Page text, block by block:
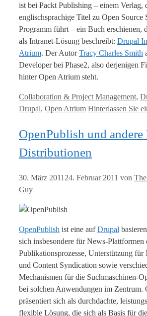
ist bei Packt Publishing – einem Verlag,
englischsprachige Titel zu Open Source
Programm führt – ein Buch erschienen,
als Intranet-Lösung beschreibt: Drupal
Atrium. Der AutorTracy Charles Smith
Developer bei Phase2, also derjenigen
hinter Open Atrium steht.
Kategorien
Collaboration & Project Management,
Drupal, Open Atrium Hinterlassen Sie
OpenPublish und
Distributionen
30. März 2011 24. Februar 2011 von
Guy
OpenPublish ist eine aufDrupal
sich insbesondere für News-Plattformen
Publikationsprozesse, Unterstützung für
und Content Syndication sowie
Mechanismen für die Suchmaschinen-
bei solchen Anwendungen im Zentrum.
präsentiert sich als durchdachte,
flexible Lösung, die sich als Basis für